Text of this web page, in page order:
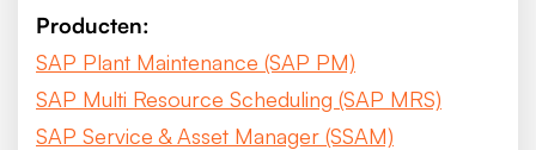
Producten:
SAP Plant Maintenance (SAP PM)
SAP Multi Resource Scheduling (SAP MRS)
SAP Service & Asset Manager (SSAM)